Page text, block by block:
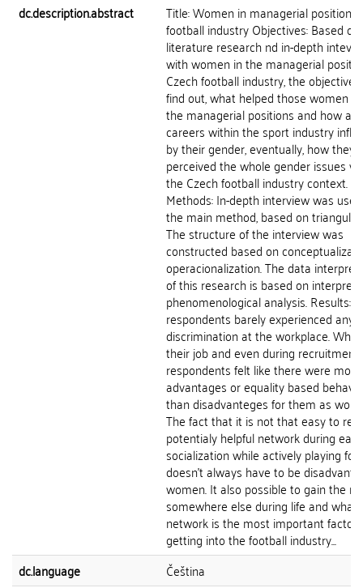
dc.description.abstract
Title: Women in managerial positions
football industry Objectives: Based on
literature research nd in-depth
with women in the managerial
Czech football industry, the objective
find out, what helped those women
the managerial positions and how
careers within the sport industry
by their gender, eventually, how they
perceived the whole gender issues
the Czech football industry context.
Methods: In-depth interview was
the main method, based on
The structure of the interview was
constructed based on
operacionalization. The data
of this research is based on
phenomenological analysis. Results:
respondents barely experienced any
discrimination at the workplace.
their job and even during recruitment,
respondents felt like there were more
advantages or equality based
than disadvanteges for them as
The fact that it is not that easy to
potentialy helpful network during early
socialization while actively playing
doesn't always have to be
women. It also possible to gain the
somewhere else during life and what
network is the most important factor
getting into the football industry...
dc.language
Čeština